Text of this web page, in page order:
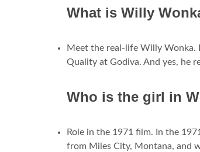
What is Willy
Meet the real-life Willy Wonka.
Quality at Godiva. And yes, he
Who is the girl in
Role in the 1971 film. In the
from Miles City, Montana, and